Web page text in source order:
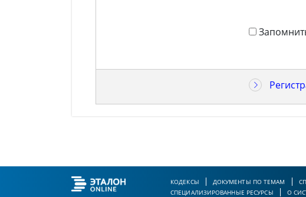
КОДЕКСЫ ДОКУМЕНТЫ ПО ТЕМАМ
СПЕЦИАЛИЗИРОВАННЫЕ РЕСУРСЫ
О